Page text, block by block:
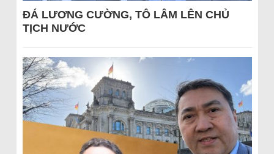
ĐÁ LƯƠNG CƯỜNG, TÔ LÂM LÊN CHỦ
TỊCH NƯỚC